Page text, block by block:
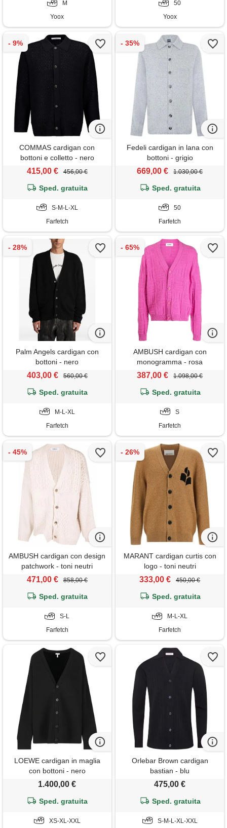
M
Yoox
50
Yoox
COMMAS cardigan con
bottoni e colletto - nero
415,00 € 456,00 €
Sped. gratuita
S-M-L-XL
Farfetch
Fedeli cardigan in lana con
bottoni - grigio
669,00 € 1.030,00 €
Sped. gratuita
50
Farfetch
Palm Angels cardigan con
bottoni - nero
403,00 € 560,00 €
Sped. gratuita
M-L-XL
Farfetch
AMBUSH cardigan con
monogramma - rosa
387,00 € 1.098,00 €
Sped. gratuita
S
Farfetch
AMBUSH cardigan con design
patchwork - toni neutri
471,00 € 858,00 €
Sped. gratuita
S-L
Farfetch
MARANT cardigan curtis con
logo - toni neutri
333,00 € 450,00 €
Sped. gratuita
M-L-XL
Farfetch
LOEWE cardigan in maglia
con bottoni - nero
1.400,00 €
Sped. gratuita
XS-XL-XXL
Orlebar Brown cardigan
bastian - blu
475,00 €
Sped. gratuita
S-M-L-XL-XXL